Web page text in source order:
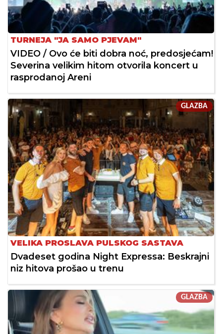
TURNEJA "JA SAMO PJEVAM"
VIDEO / Ovo će biti dobra noć, predosjećam!
Severina velikim hitom otvorila koncert u
rasprodanoj Areni
GLAZBA
VELIKA PROSLAVA PULSKOG SASTAVA
Dvadeset godina Night Expressa: Beskrajni
niz hitova prošao u trenu
GLAZBA